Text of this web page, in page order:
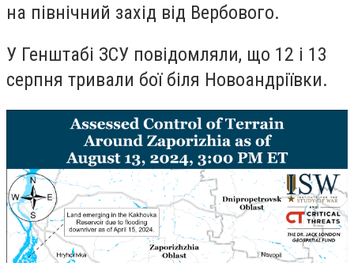
на північний захід від Вербового.
У Генштабі ЗСУ повідомляли, що 12 і 13
серпня тривали бої біля Новоандріївки.